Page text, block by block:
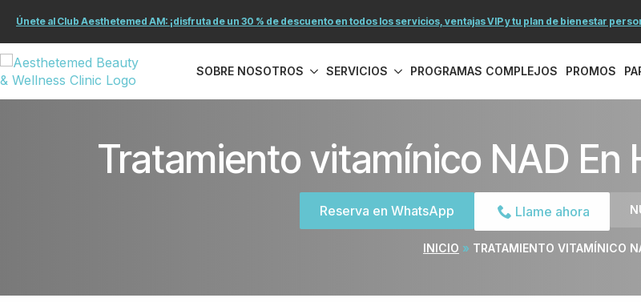
Únete al Club Aesthetemed AM: ¡disfruta de un 30 % de descuento en todos los servicios, ventajas VIP y tu plan de bienestar
SOBRE NOSOTROS SERVICIOS PROGRAMAS COMPLEJOS PROMOS
Tratamiento vitamínico NAD En
Reserva en WhatsApp Llame ahora
INICIO » TRATAMIENTO VITAMÍNICO